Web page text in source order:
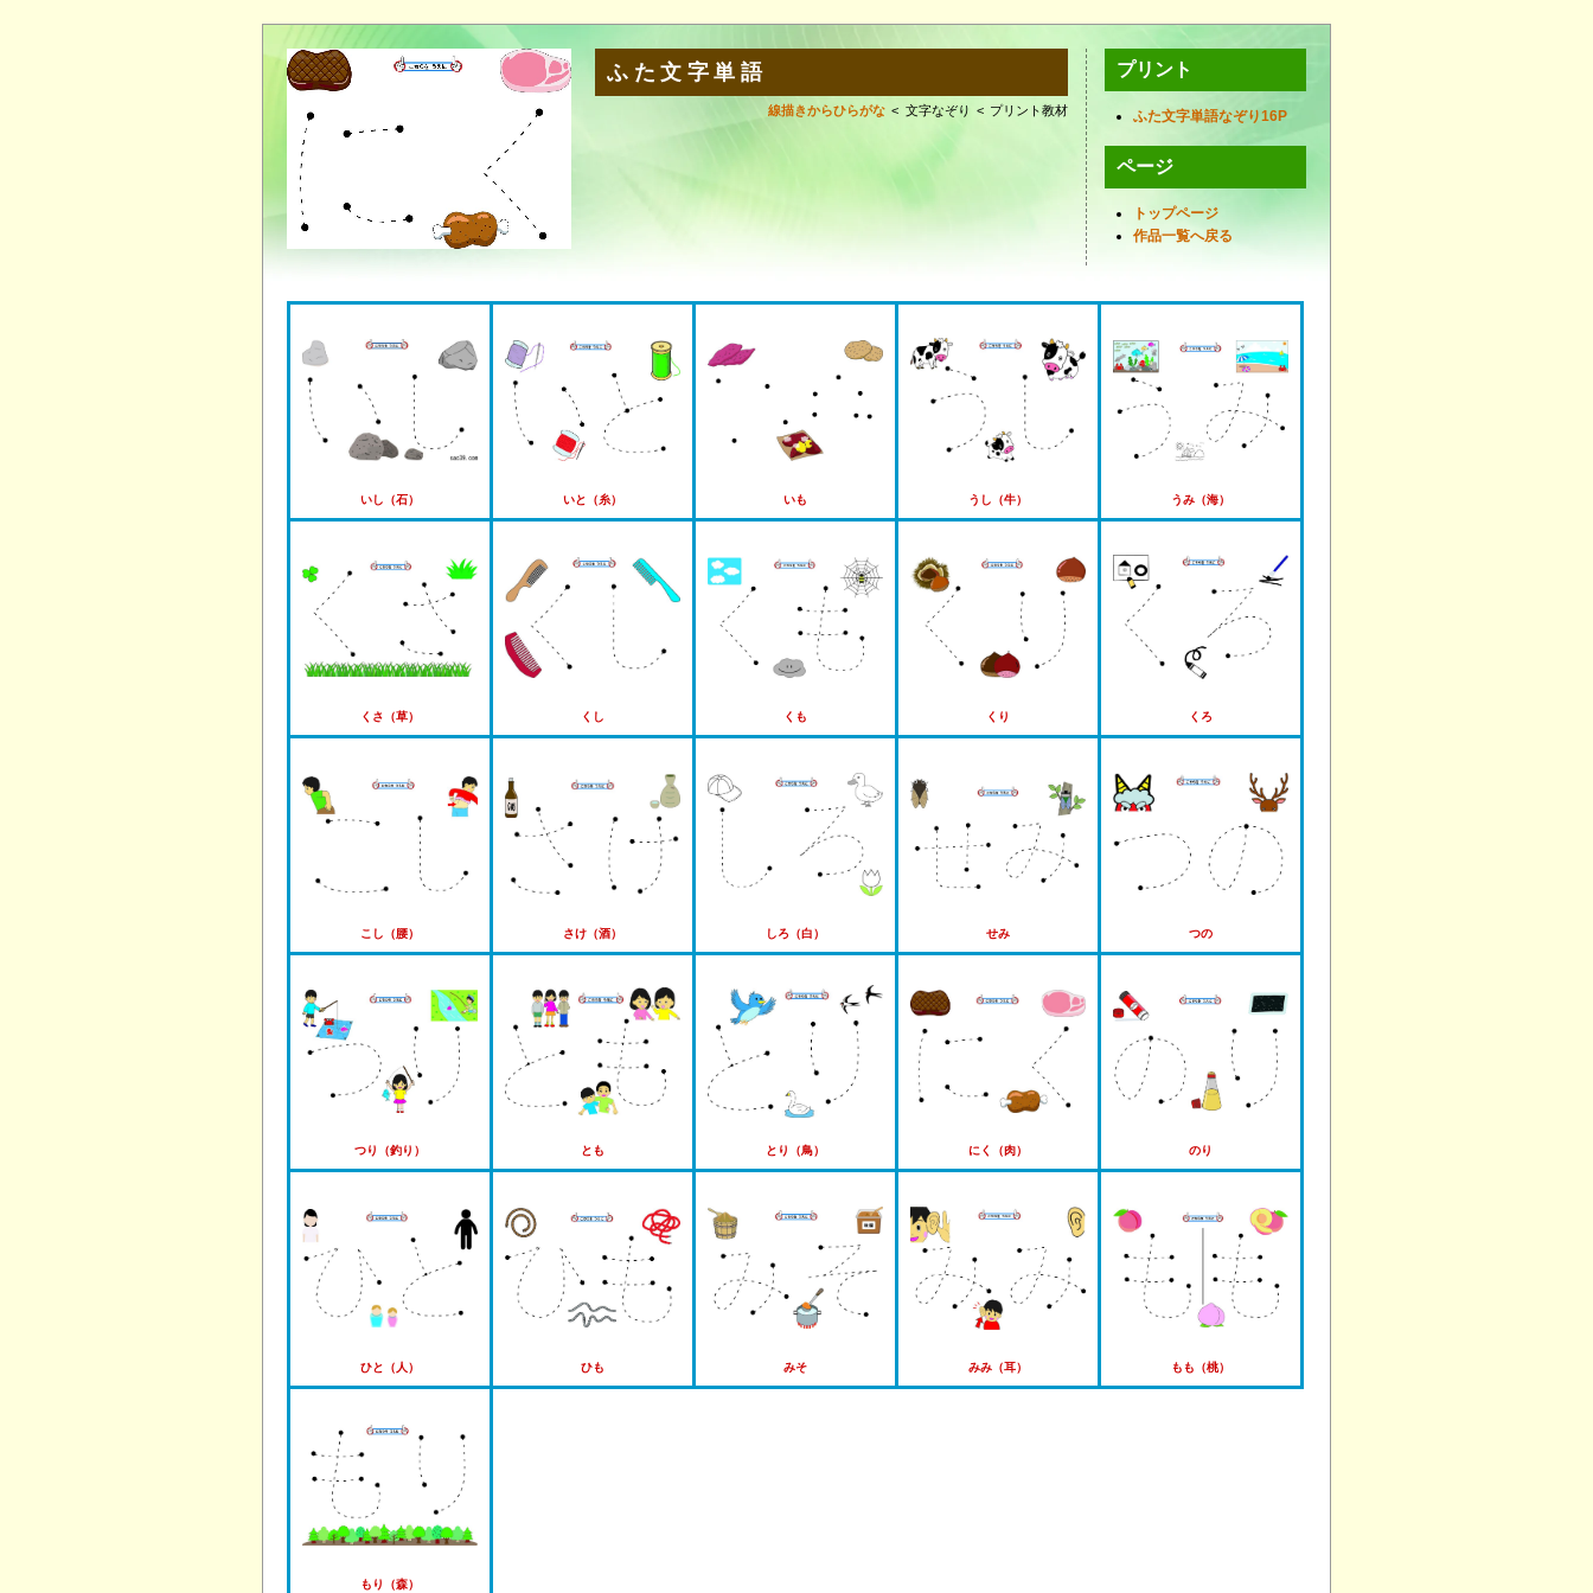
ふた文字単語
線描きからひらがな 文字なぞり プリント教材
プリント
ふた文字単語なぞり16P
ページ
トップページ
作品一覧へ戻る
いし（石） いと（糸） いも うし（牛） うみ（海）
くさ（草） くし くも くり くろ
こし（腰） さけ（酒） しろ（白） せみ つの
つり（釣り） とも とり（鳥） にく（肉） のり
ひと（人） ひも みそ みみ（耳） もも（桃）
もり（森）